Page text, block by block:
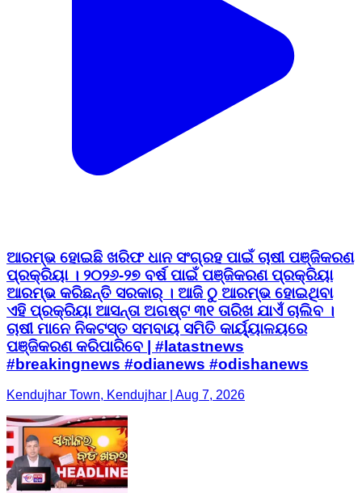
ଆରମ୍ଭ ହୋଇଛି ଖରିଫ ଧାନ ସଂଗ୍ରହ ପାଇଁ ଚାଷୀ ପଞ୍ଜିକରଣ
ପ୍ରକ୍ରିୟା । ୨୦୨୬-୨୭ ବର୍ଷ ପାଇଁ ପଞ୍ଜିକରଣ ପ୍ରକ୍ରିୟା
ଆରମ୍ଭ କରିଛନ୍ତି ସରକାର୍ । ଆଜି ଠୁ ଆରମ୍ଭ ହୋଇଥିବା
ଏହି ପ୍ରକ୍ରିୟା ଆସନ୍ତା ଅଗଷ୍ଟ ୩୧ ତାରିଖ ଯାଏଁ ଚାଲିବ ।
ଚାଷୀ ମାନେ ନିକଟସ୍ତ ସମବାୟ ସମିତି କାର୍ୟ୍ୟାଳୟରେ
ପଞ୍ଜିକରଣ କରିପାରିବେ | #latastnews
#breakingnews #odianews #odishanews
Kendujhar Town, Kendujhar | Aug 7, 2026